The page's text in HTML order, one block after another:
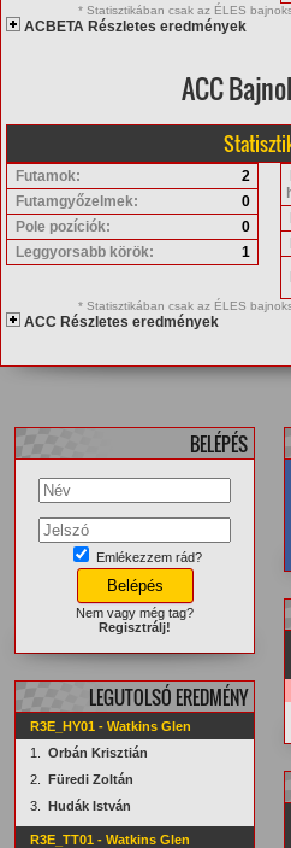
* Statisztikában csak az ÉLES
ACBETA Részletes eredmények
ACC
Futamok:
2
Futamgyőzelmek:
0
Pole pozíciók:
0
Leggyorsabb körök:
1
* Statisztikában csak az ÉLES
ACC Részletes eredmények
BELÉPÉS
Emlékezzem rád?
Nem vagy még tag?
Regisztrálj!
LEGUTOLSÓ EREDMÉNY
R3E_HY01 - Watkins Glen
1. Orbán Krisztián
2. Füredi Zoltán
3. Hudák István
R3E_TT01 - Watkins Glen